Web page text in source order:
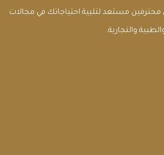
مستعد لتلبية احتياجاتك في مجالات
والتجارية.